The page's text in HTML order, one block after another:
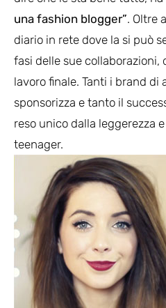
una fashion blogger”. Oltre
diario in rete dove la si può
fasi delle sue collaborazioni,
lavoro finale. Tanti i brand di
sponsorizza e tanto il
reso unico dalla leggerezza
teenager.